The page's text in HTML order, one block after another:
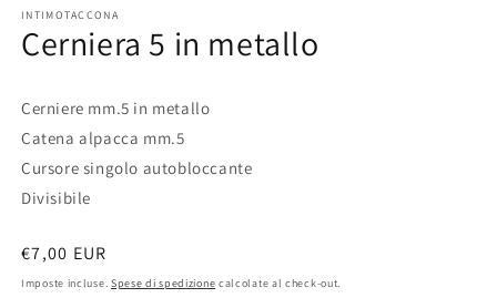
multimediali
in
finestra
INTIMOTACCONA
Cerniera 5 in metallo
Cerniere mm.5 in metallo
Catena alpacca mm.5
Cursore singolo autobloccante
Divisibile
Prezzo
di
€7,00 EUR
Imposte incluse. Spese di spedizione calcolate al check-out.